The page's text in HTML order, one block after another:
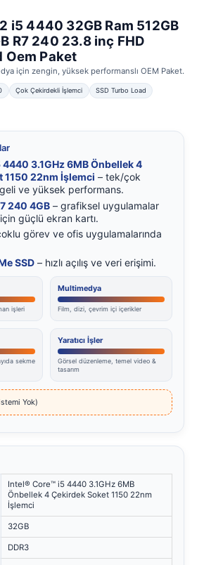
i5 4440 32GB Ram 512GB
R7 240 23.8 inç FHD
Oem Paket
için zengin, yüksek performanslı OEM Paket.
Çok Çekirdekli İşlemci SSD Turbo Load
3.1GHz 6MB Önbellek 4
1150 22nm İşlemci – tek/çok
ve yüksek performans.
240 4GB – grafiksel uygulamalar
güçlü ekran kartı.
görev ve ofis uygulamalarında
SSD – hızlı açılış ve veri erişimi.
işleri
Multimedya
Film, dizi, çevrim içi içerikler
sekme
Yaratıcı İşler
Görsel düzenleme, temel video &
tasarım
Yok)
Intel® Core™ i5 4440 3.1GHz 6MB
Önbellek 4 Çekirdek Soket 1150 22nm
İşlemci
32GB
DDR3